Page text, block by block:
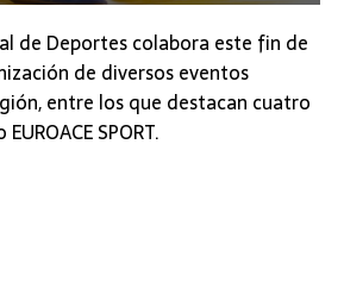
de Deportes colabora este fin de
de diversos eventos
entre los que destacan cuatro
SPORT.